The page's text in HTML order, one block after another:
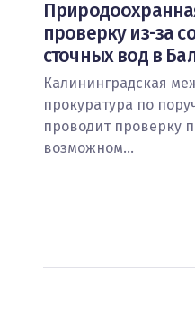
проверку из-за
сточных вод в
Калининградская
прокуратура по
проводит проверку
возможном…